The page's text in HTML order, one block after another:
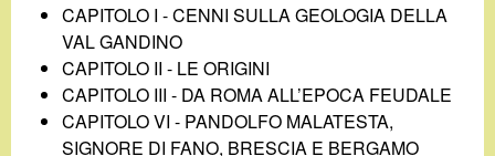
CAPITOLO I - CENNI SULLA GEOLOGIA DELLA
VAL GANDINO
CAPITOLO II - LE ORIGINI
CAPITOLO III - DA ROMA ALL’EPOCA FEUDALE
CAPITOLO VI - PANDOLFO MALATESTA,
SIGNORE DI FANO, BRESCIA E BERGAMO